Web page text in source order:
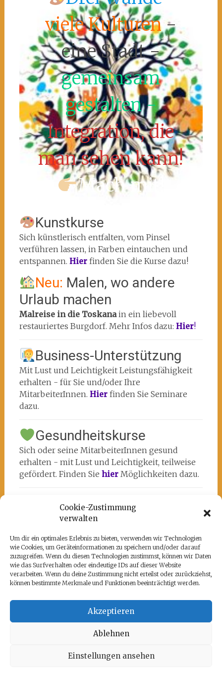
Cookie-Zustimmung
verwalten
Um dir ein optimales Erlebnis zu bieten, verwenden wir Technologien
wie Cookies, um Geräteinformationen zu speichern und/oder darauf
zuzugreifen. Wenn du diesen Technologien zustimmst, können wir Daten
wie das Surfverhalten oder eindeutige IDs auf dieser Website
verarbeiten. Wenn du deine Zustimmung nicht erteilst oder zurückziehst,
können bestimmte Merkmale und Funktionen beeinträchtigt werden.
Akzeptieren
Ablehnen
Einstellungen ansehen
viele Kulturen-
eine Stadt -
gemeinsam
gestalten -
Integration, die
man sehen kann!
Mach mit!
Kunstkurse
Sich künstlerisch entfalten, vom Pinsel
verführen lassen, in Farben eintauchen und
entspannen. Hier finden Sie die Kurse dazu!
Neu: Malen, wo andere
Urlaub machen
Malreise in die Toskanain ein liebevoll
restauriertes Burgdorf. Mehr Infos dazu: Hier!
Business-Unterstützung
Mit Lust und Leichtigkeit Leistungsfähigkeit
erhalten - für Sie und/oder Ihre
MitarbeiterInnen. Hier finden Sie Seminare
dazu.
Gesundheitskurse
Sich oder seine MitarbeiterInnen gesund
erhalten - mit Lust und Leichtigkeit, teilweise
gefördert. Finden Sie hier Möglichkeiten dazu.
Unsere Partner
Hier befindet sich das kulturell-kreative und
künstlerische ♥️von Potsdam:www.rz-
Copyright © 2026kimages Training+Kunst+Coaching